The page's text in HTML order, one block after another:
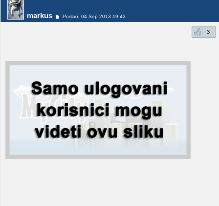
markus Poslao: 04 Sep 2013 19:43
3